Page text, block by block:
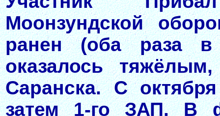
Моонзундской
ранен (оба раза в
оказалось
Саранска. С
затем 1-го ЗАП. В